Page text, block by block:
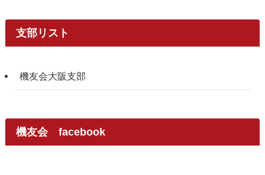
支部リスト
機友会大阪支部
機友会 facebook